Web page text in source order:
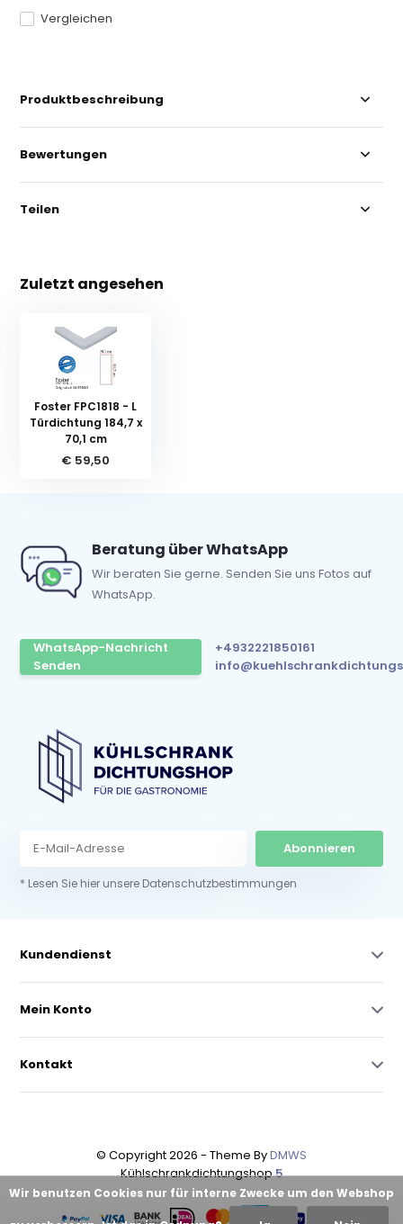
Vergleichen
Produktbeschreibung
Bewertungen
Teilen
Zuletzt angesehen
Foster FPC1818 - L
Türdichtung 184,7 x
70,1 cm
€ 59,50
Beratung über WhatsApp
Wir beraten Sie gerne. Senden Sie uns Fotos auf
WhatsApp.
WhatsApp-Nachricht
Senden
+4932221850161
Abonnieren
* Lesen Sie hier unsere Datenschutzbestimmungen
Kundendienst
Mein Konto
Kontakt
© Copyright 2026 - Theme ByDMWS
Kühlschrankdichtungshop5
Wir benutzen Cookies nur für interne Zwecke um den Webshop